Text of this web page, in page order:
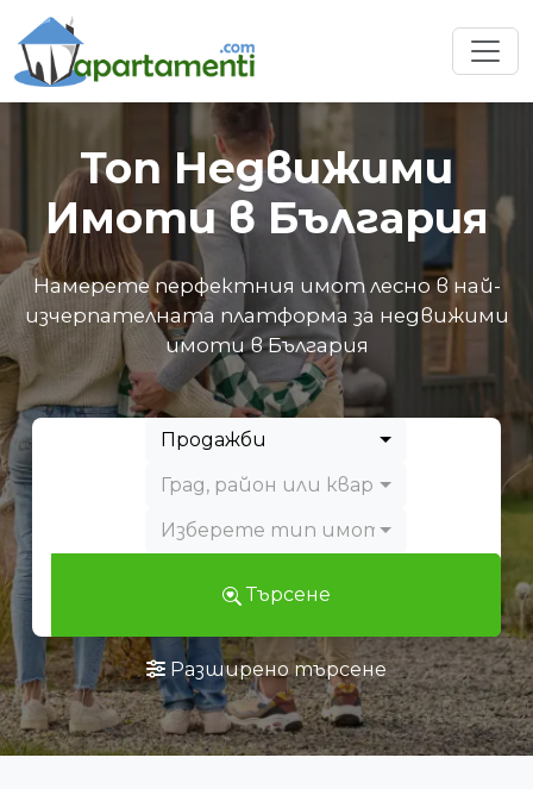
Топ Недвижими
Имоти в България
Намерете перфектния имот лесно в най-
изчерпателната платформа за недвижими
имоти в България
Продажби
Град, район или квартал
Изберете тип имот
Търсене
Разширено търсене